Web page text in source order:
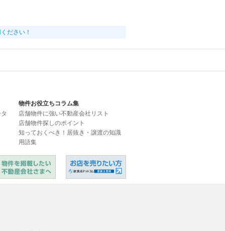
ださい！
物件お役立ちコラム集
店舗物件に強い不動産会社リスト
店舗物件探しのポイント
知っておくべき！居抜き・譲渡の知識
用語集